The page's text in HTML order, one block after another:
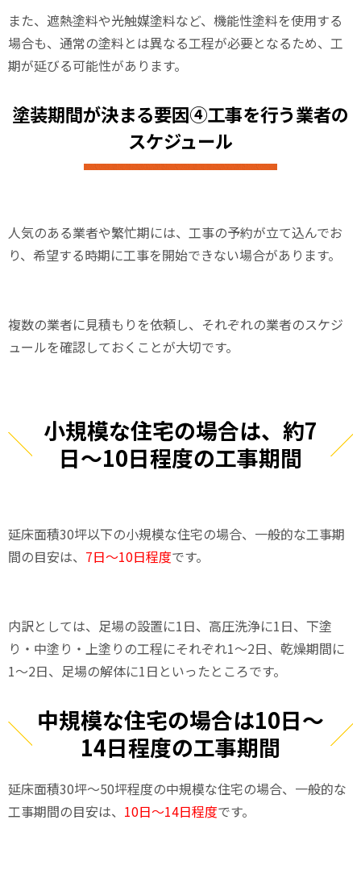
また、遮熱塗料や光触媒塗料など、機能性塗料を使用する
場合も、通常の塗料とは異なる工程が必要となるため、工
期が延びる可能性があります。
塗装期間が決まる要因④工事を行う業者の
スケジュール
人気のある業者や繁忙期には、工事の予約が立て込んでお
り、希望する時期に工事を開始できない場合があります。
複数の業者に見積もりを依頼し、それぞれの業者のスケジ
ュールを確認しておくことが大切です。
小規模な住宅の場合は、約7
日～10日程度の工事期間
延床面積30坪以下の小規模な住宅の場合、一般的な工事期
間の目安は、 7日〜10日程度です。
内訳としては、足場の設置に1日、高圧洗浄に1日、下塗
り・中塗り・上塗りの工程にそれぞれ1〜2日、乾燥期間に
1〜2日、足場の解体に1日といったところです。
中規模な住宅の場合は10日〜
14日程度の工事期間
延床面積30坪〜50坪程度の中規模な住宅の場合、一般的な
工事期間の目安は、 10日〜14日程度です。